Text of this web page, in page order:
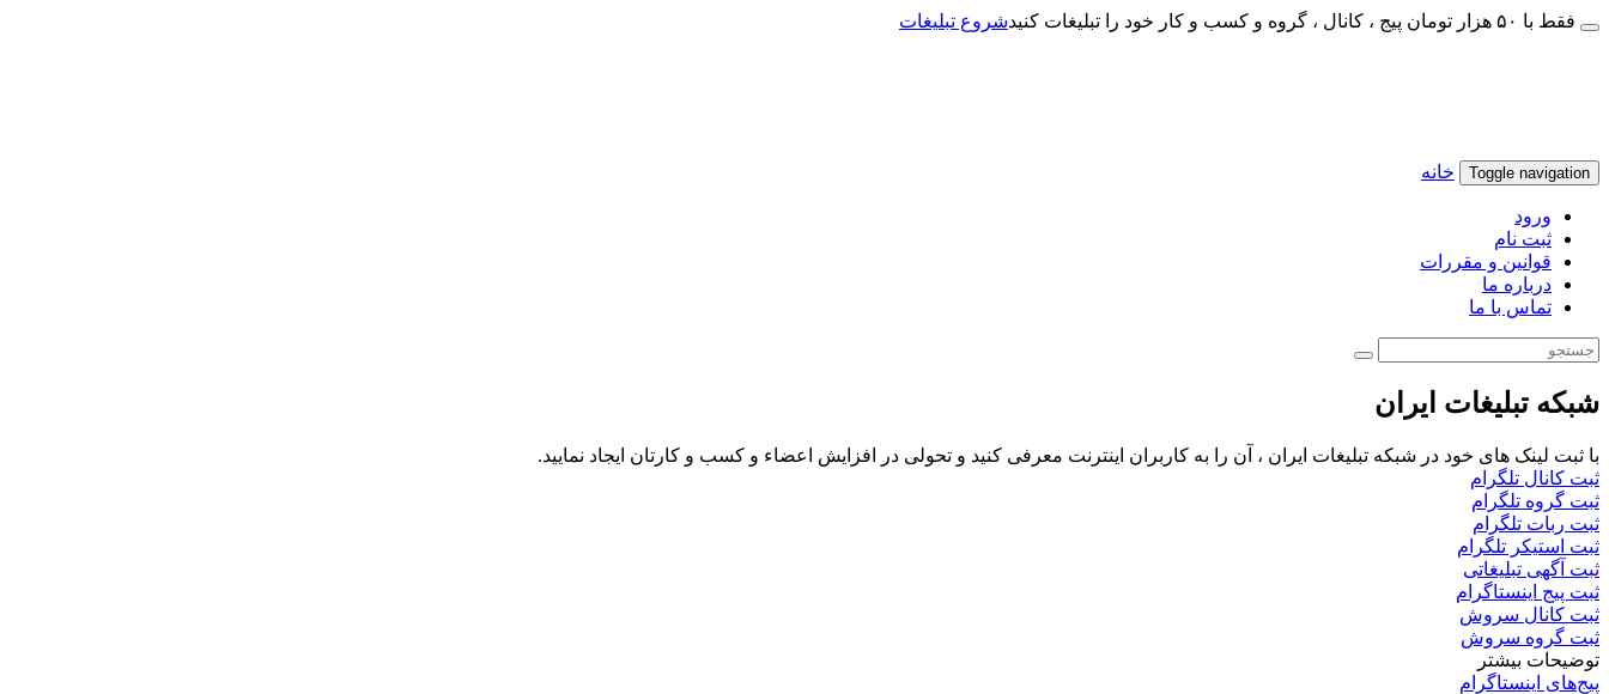
فقط با ۵۰ هزار تومان پیج ، کانال ، گروه و کسب و کار خود را تبلیغات کنید شروع تبلیغات
Toggle navigation خانه
ورود
ثبت نام
قوانین و مقررات
درباره ما
تماس با ما
شبکه تبلیغات ایران
با ثبت لینک های خود در شبکه تبلیغات ایران ، آن را به کاربران اینترنت معرفی کنید و تحولی در افزایش اعضاء و کسب و کارتان ایجاد نمایید.
ثبت کانال تلگرام
ثبت گروه تلگرام
ثبت ربات تلگرام
ثبت استیکر تلگرام
ثبت آگهی تبلیغاتی
ثبت پیج اینستاگرام
ثبت کانال سروش
ثبت گروه سروش
توضیحات بیشتر
پیج‌های اینستاگرام